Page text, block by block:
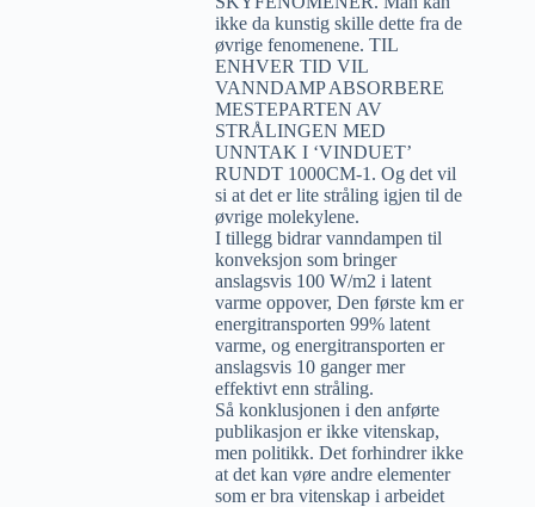
ikke da kunstig skille dette fra de
øvrige fenomenene. TIL
ENHVER TID VIL
VANNDAMP ABSORBERE
MESTEPARTEN AV
STRÅLINGEN MED
UNNTAK I ‘VINDUET’
RUNDT 1000CM-1. Og det vil
si at det er lite stråling igjen til de
øvrige molekylene.
I tillegg bidrar vanndampen til
konveksjon som bringer
anslagsvis 100 W/m2 i latent
varme oppover, Den første km er
energitransporten 99% latent
varme, og energitransporten er
anslagsvis 10 ganger mer
effektivt enn stråling.
Så konklusjonen i den anførte
publikasjon er ikke vitenskap,
men politikk. Det forhindrer ikke
at det kan vøre andre elementer
som er bra vitenskap i arbeidet